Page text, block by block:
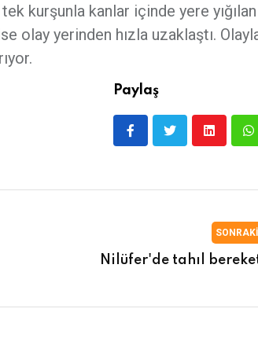
kurşunla kanlar içinde yere
olay yerinden hızla uzaklaştı.
Paylaş
SONRAKI
Nilüfer'de tahıl